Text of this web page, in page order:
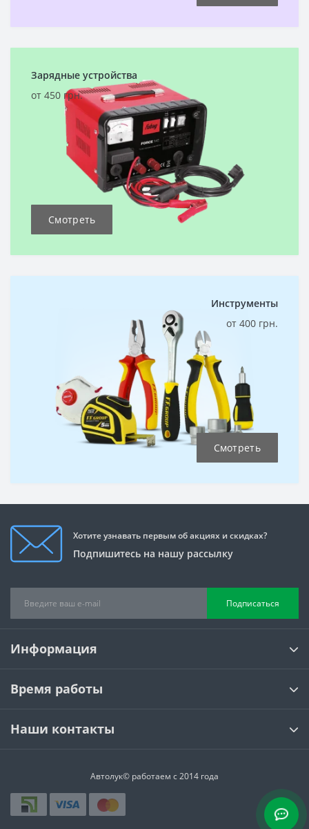
Зарядные устройства
от 450 грн.
Смотреть
Инструменты
от 400 грн.
Смотреть
Хотите узнавать первым об акциях и скидках?
Подпишитесь на нашу рассылку
Подписаться
Информация
Время работы
Наши контакты
Автолук© работаем с 2014 года